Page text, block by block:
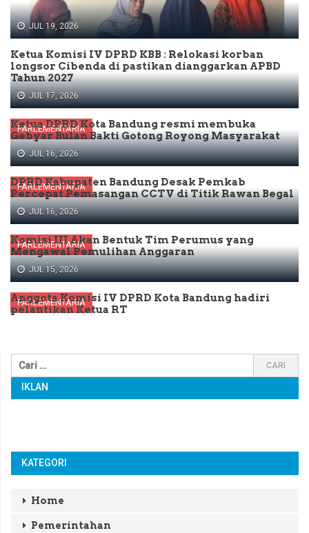
JUL 19, 2026
Ketua Komisi IV DPRD KBB : Relokasi korban
longsor Cibenda di pastikan dianggarkan APBD
Tahun 2027
PARLEMENTARIA
JUL 17, 2026
Ketua DPRD Kota Bandung resmi membuka
Gebyar Bulan Bakti Gotong Royong Masyarakat
PARLEMENTARIA
JUL 16, 2026
DPRD Kabupaten Bandung Desak Pemkab
Percepat Pemasangan CCTV di Titik Rawan Begal
PARLEMENTARIA
JUL 16, 2026
Komisi III Akan Bentuk Tim Perumus yang
Mengawal Pemulihan Anggaran
PARLEMENTARIA
JUL 15, 2026
Anggota Komisi IV DPRD Kota Bandung hadiri
pelantikan Ketua RT
IKLAN
KATEGORI
Home
Pemerintahan